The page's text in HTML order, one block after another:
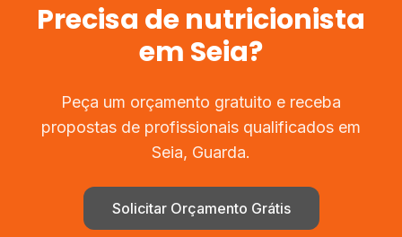
Precisa denutricionista
em Seia?
Peça um orçamento gratuito e receba
propostas de profissionais qualificados em
Seia, Guarda.
Solicitar Orçamento Grátis